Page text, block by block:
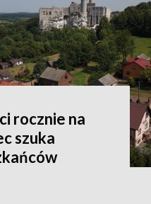
rocznie na
szuka